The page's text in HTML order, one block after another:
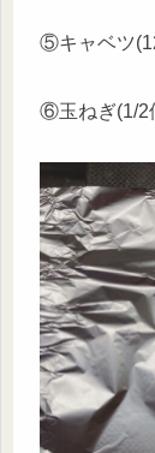
⑤キャベツ
⑥玉ねぎ(1/2